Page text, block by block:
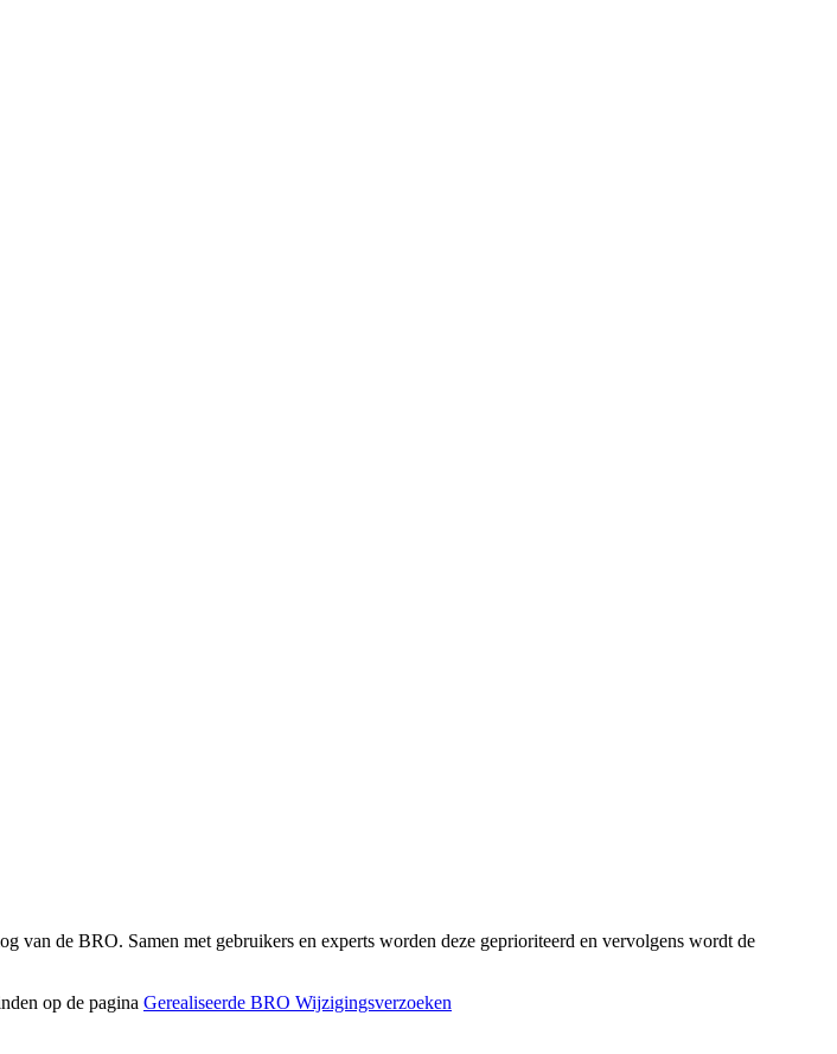
van de BRO. Samen met gebruikers en experts worden deze geprioriteerd en vervolgens wordt de
op de pagina Gerealiseerde BRO Wijzigingsverzoeken